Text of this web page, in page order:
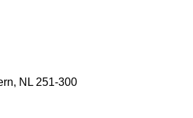
NL 251-300